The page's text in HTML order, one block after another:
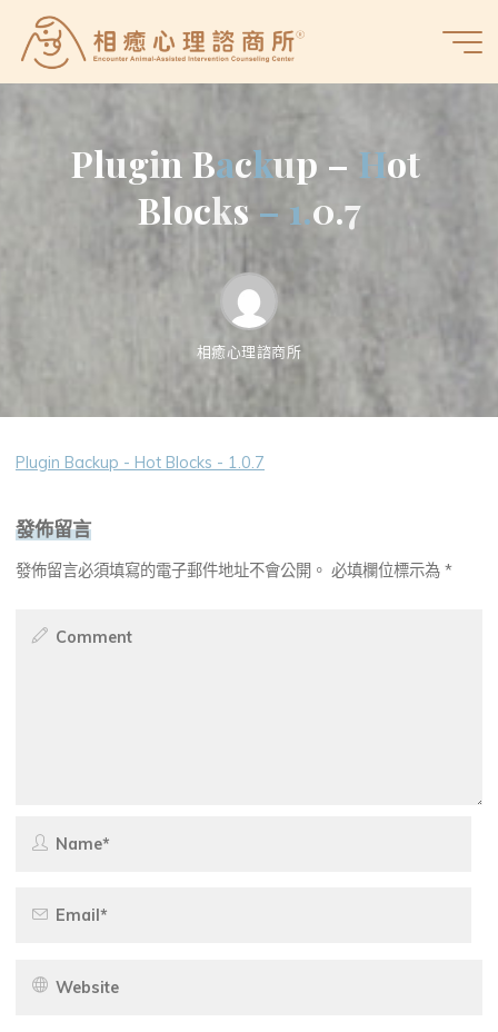
content
癒
諮
所
Plugin Ba
ack
kup – Hot
Blocks – 1
1.
.0.7
相癒心理諮商所
Plugin Backup - Hot Blocks - 1.0.7
發佈留言
發佈留言必須填寫的電子郵件地址不會公開。 必填欄位標示為*